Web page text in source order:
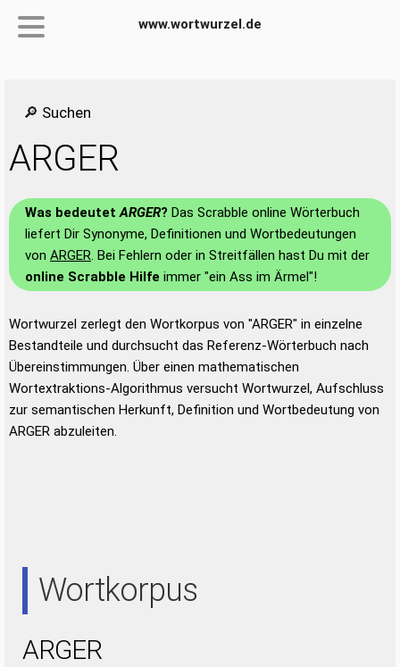
www.wortwurzel.de
🔎 Suchen
ARGER
Was bedeutetARGER? Das Scrabble online Wörterbuch
liefert Dir Synonyme, Definitionen und Wortbedeutungen
von ARGER. Bei Fehlern oder in Streitfällen hast Du mit der
online Scrabble Hilfe immer "ein Ass im Ärmel"!
Wortwurzel zerlegt den Wortkorpus von "ARGER" in einzelne
Bestandteile und durchsucht das Referenz-Wörterbuch nach
Übereinstimmungen. Über einen mathematischen
Wortextraktions-Algorithmus versucht Wortwurzel, Aufschluss
zur semantischen Herkunft, Definition und Wortbedeutung von
ARGER abzuleiten.
Wortkorpus
ARGER